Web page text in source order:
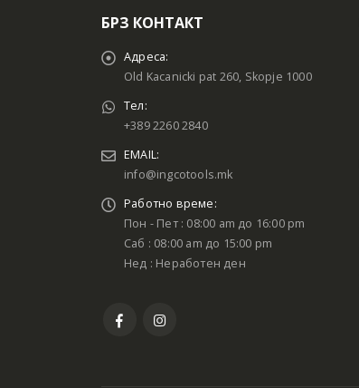
БРЗ КОНТАКТ
Адреса:
Old Kacanicki pat 260, Skopje 1000
Тел:
+389 2260 2840
EMAIL:
info@ingcotools.mk
Работно време:
Пон - Пет : 08:00 am до 16:00 pm
Саб : 08:00 am до 15:00 pm
Нед : Неработен ден